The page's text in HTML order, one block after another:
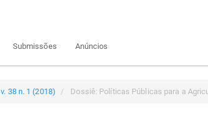
Submissões Anúncios
v. 38 n. 1 (2018) Dossiê: Políticas Públicas para a